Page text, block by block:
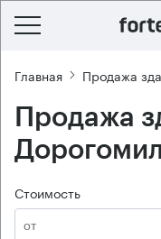
Главная Продажа
Продажа
Стоимость